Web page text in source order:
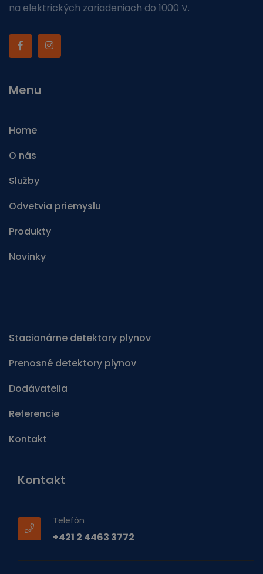
na elektrických zariadeniach do 1000 V.
Menu
Home
O nás
Služby
Odvetvia priemyslu
Produkty
Novinky
Stacionárne detektory plynov
Prenosné detektory plynov
Dodávatelia
Referencie
Kontakt
Kontakt
Telefón
+421 2 4463 3772